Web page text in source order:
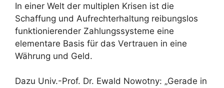
In einer Welt der multiplen Krisen ist die
Schaffung und Aufrechterhaltung reibungslos
funktionierender Zahlungssysteme eine
elementare Basis für das Vertrauen in eine
Währung und Geld.
Dazu Univ.-Prof. Dr. Ewald Nowotny: „Gerade in